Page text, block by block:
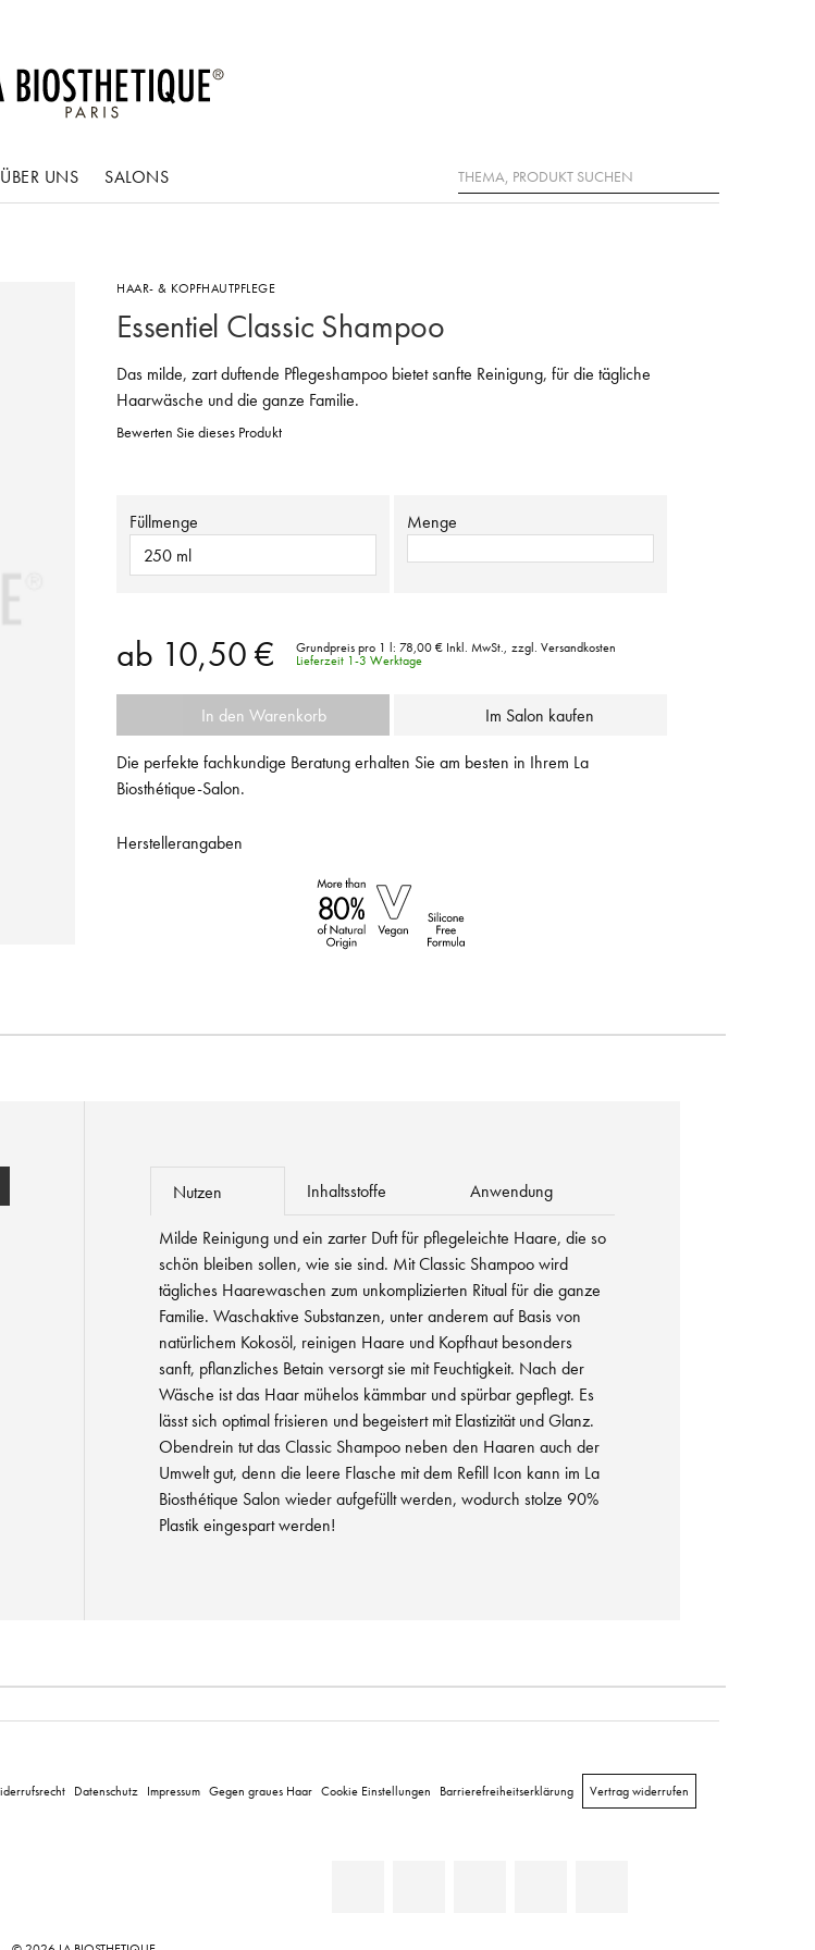
ÜBER UNS SALONS Suche
HAAR- & KOPFHAUTPFLEGE
Essentiel Classic Shampoo
Das milde, zart duftende Pflegeshampoo bietet sanfte Reinigung, für die tägliche
Haarwäsche und die ganze Familie.
Bewerten Sie dieses Produkt
Füllmenge
250 ml
Menge
ab 10,50 € Grundpreis pro 1 l: 78,00 € Inkl. MwSt., zzgl. Versandkosten
Lieferzeit 1-3 Werktage
In den Warenkorb Im Salon kaufen
Die perfekte fachkundige Beratung erhalten Sie am besten in Ihrem La
Biosthétique-Salon.
Herstellerangaben
Nutzen Inhaltsstoffe Anwendung
Milde Reinigung und ein zarter Duft für pflegeleichte Haare, die so
schön bleiben sollen, wie sie sind. Mit Classic Shampoo wird
tägliches Haarewaschen zum unkomplizierten Ritual für die ganze
Familie. Waschaktive Substanzen, unter anderem auf Basis von
natürlichem Kokosöl, reinigen Haare und Kopfhaut besonders
sanft, pflanzliches Betain versorgt sie mit Feuchtigkeit. Nach der
Wäsche ist das Haar mühelos kämmbar und spürbar gepflegt. Es
lässt sich optimal frisieren und begeistert mit Elastizität und Glanz.
Obendrein tut das Classic Shampoo neben den Haaren auch der
Umwelt gut, denn die leere Flasche mit dem Refill Icon kann im La
Biosthétique Salon wieder aufgefüllt werden, wodurch stolze 90%
Plastik eingespart werden!
Datenschutz Impressum Gegen graues Haar Cookie Einstellungen Barrierefreiheitserklärung Vertrag widerrufen